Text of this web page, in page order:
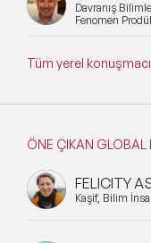
Davranış
Fenomen
Tüm yerel
ÖNE ÇIKAN GLOBAL
FELICITY
Kaşif, Bilim